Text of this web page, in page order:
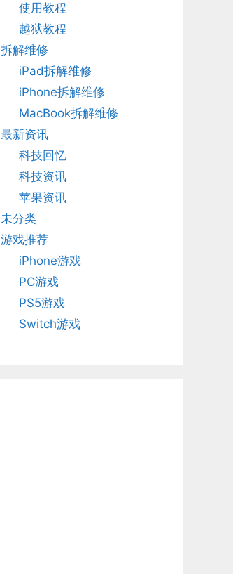
使用教程
越狱教程
拆解维修
iPad拆解维修
iPhone拆解维修
MacBook拆解维修
最新资讯
科技回忆
科技资讯
苹果资讯
未分类
游戏推荐
iPhone游戏
PC游戏
PS5游戏
Switch游戏